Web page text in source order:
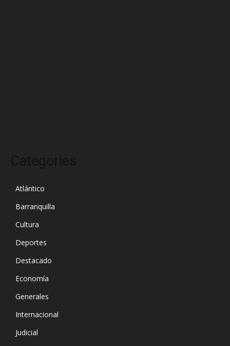
Atlántico
Barranquilla
Cultura
Deportes
Destacado
Economía
Generales
Internacional
Judicial